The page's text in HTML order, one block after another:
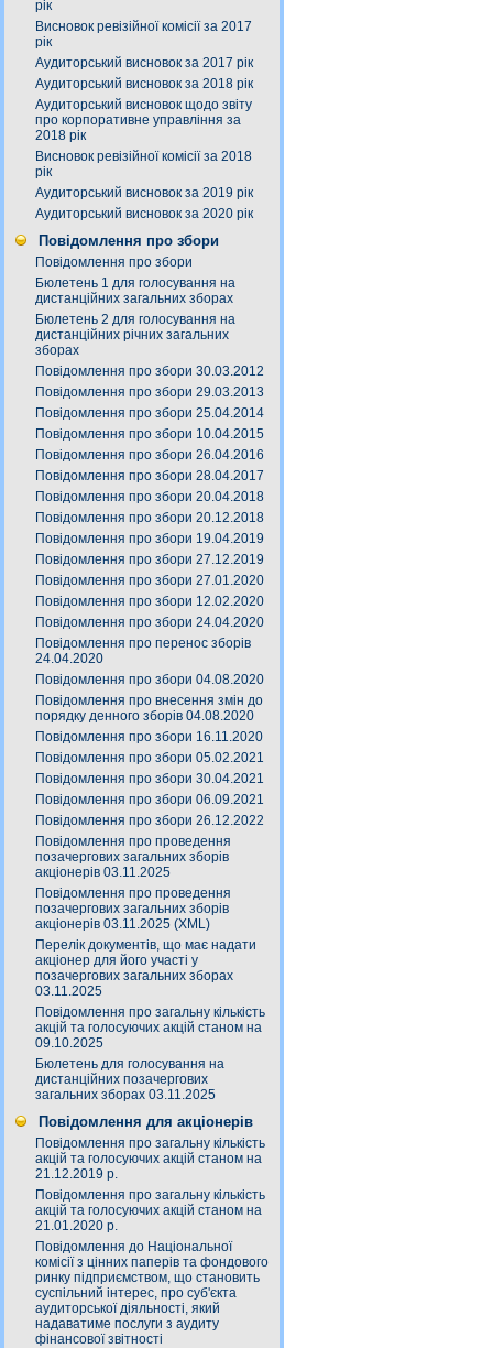
рік
Висновок ревізійної комісії за 2017
рік
Аудиторський висновок за 2017 рік
Аудиторський висновок за 2018 рік
Аудиторський висновок щодо звіту
про корпоративне управління за
2018 рік
Висновок ревізійної комісії за 2018
рік
Аудиторський висновок за 2019 рік
Аудиторський висновок за 2020 рік
Повідомлення про збори
Повідомлення про збори
Бюлетень 1 для голосування на
дистанційних загальних зборах
Бюлетень 2 для голосування на
дистанційних річних загальних
зборах
Повідомлення про збори 30.03.2012
Повідомлення про збори 29.03.2013
Повідомлення про збори 25.04.2014
Повідомлення про збори 10.04.2015
Повідомлення про збори 26.04.2016
Повідомлення про збори 28.04.2017
Повідомлення про збори 20.04.2018
Повідомлення про збори 20.12.2018
Повідомлення про збори 19.04.2019
Повідомлення про збори 27.12.2019
Повідомлення про збори 27.01.2020
Повідомлення про збори 12.02.2020
Повідомлення про збори 24.04.2020
Повідомлення про перенос зборів
24.04.2020
Повідомлення про збори 04.08.2020
Повідомлення про внесення змін до
порядку денного зборів 04.08.2020
Повідомлення про збори 16.11.2020
Повідомлення про збори 05.02.2021
Повідомлення про збори 30.04.2021
Повідомлення про збори 06.09.2021
Повідомлення про збори 26.12.2022
Повідомлення про проведення
позачергових загальних зборів
акціонерів 03.11.2025
Повідомлення про проведення
позачергових загальних зборів
акціонерів 03.11.2025 (XML)
Перелік документів, що має надати
акціонер для його участі у
позачергових загальних зборах
03.11.2025
Повідомлення про загальну кількість
акцій та голосуючих акцій станом на
09.10.2025
Бюлетень для голосування на
дистанційних позачергових
загальних зборах 03.11.2025
Повідомлення для акціонерів
Повідомлення про загальну кількість
акцій та голосуючих акцій станом на
21.12.2019 р.
Повідомлення про загальну кількість
акцій та голосуючих акцій станом на
21.01.2020 р.
Повідомлення до Національної
комісії з цінних паперів та фондового
ринку підприємством, що становить
суспільний інтерес, про суб'єкта
аудиторської діяльності, який
надаватиме послуги з аудиту
фінансової звітності